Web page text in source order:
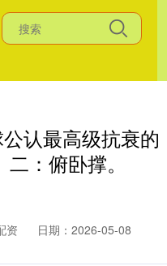
认最高级抗衰的
：俯卧撑。
资
日期：2026-05-08